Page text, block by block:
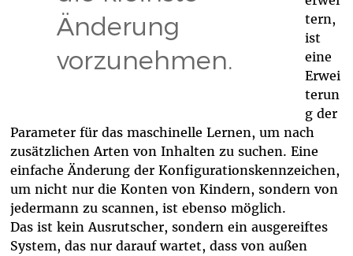
Änderung
vorzunehmen.
tern,
ist
eine
Erwei
terun
g der
Parameter für das maschinelle Lernen, um nach
zusätzlichen Arten von Inhalten zu suchen. Eine
einfache Änderung der Konfigurationskennzeichen,
um nicht nur die Konten von Kindern, sondern von
jedermann zu scannen, ist ebenso möglich.
Das ist kein Ausrutscher, sondern ein ausgereiftes
System, das nur darauf wartet, dass von außen